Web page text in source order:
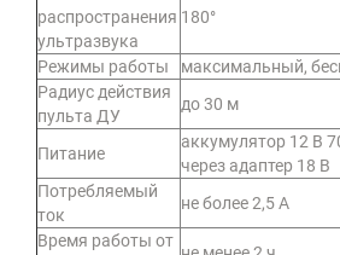
распространения
ультразвука
180°
Режимы работы
максимальный,
Радиус действия
пульта ДУ
до 30 м
Питание
аккумулятор 12 В
через адаптер 18 В
Потребляемый
ток
не более 2,5 А
Время работы от